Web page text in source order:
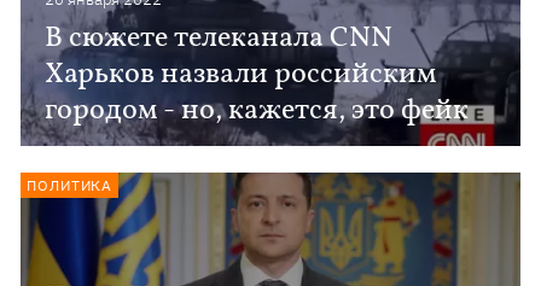
В сюжете телеканала CNN
Харьков назвали российским
городом - но, кажется, это фейк
ПОЛИТИКА